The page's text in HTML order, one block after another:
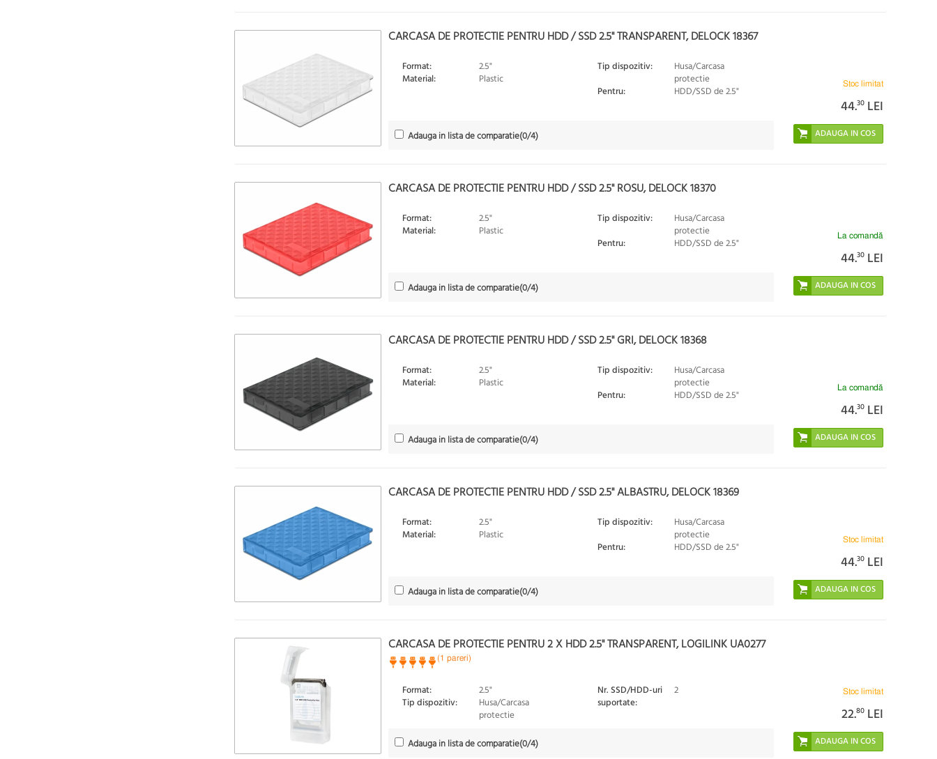
CARCASA DE PROTECTIE PENTRU HDD / SSD 2.5" TRANSPARENT, DELOCK 18367
Format:
2.5"
Material:
Plastic
Tip dispozitiv:
Husa/Carcasa
protectie
Pentru:
HDD/SSD de 2.5"
Adauga in lista de comparatie(0/4)
Stoc limitat
44.30 LEI
CARCASA DE PROTECTIE PENTRU HDD / SSD 2.5" ROSU, DELOCK 18370
Format:
2.5"
Material:
Plastic
Tip dispozitiv:
Husa/Carcasa
protectie
Pentru:
HDD/SSD de 2.5"
Adauga in lista de comparatie(0/4)
La comandă
44.30 LEI
CARCASA DE PROTECTIE PENTRU HDD / SSD 2.5" GRI, DELOCK 18368
Format:
2.5"
Material:
Plastic
Tip dispozitiv:
Husa/Carcasa
protectie
Pentru:
HDD/SSD de 2.5"
Adauga in lista de comparatie(0/4)
La comandă
44.30 LEI
CARCASA DE PROTECTIE PENTRU HDD / SSD 2.5" ALBASTRU, DELOCK 18369
Format:
2.5"
Material:
Plastic
Tip dispozitiv:
Husa/Carcasa
protectie
Pentru:
HDD/SSD de 2.5"
Adauga in lista de comparatie(0/4)
Stoc limitat
44.30 LEI
CARCASA DE PROTECTIE PENTRU 2 X HDD 2.5" TRANSPARENT, LOGILINK UA0277
(1 pareri)
Format:
2.5"
Tip dispozitiv:
Husa/Carcasa
protectie
Nr. SSD/HDD-uri
suportate:
2
Adauga in lista de comparatie(0/4)
Stoc limitat
22.80 LEI